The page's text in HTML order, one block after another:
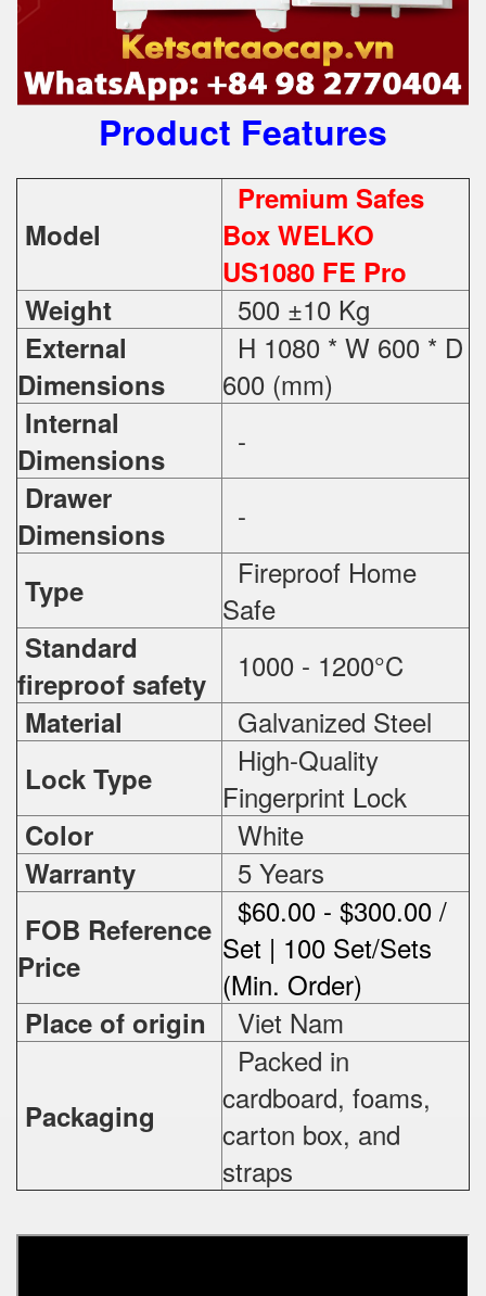
Product Features
Model
Premium Safes
Box WELKO
US1080 FE Pro
Weight
500 ±10 Kg
External
Dimensions
H 1080 * W 600 * D
600 (mm)
Internal
Dimensions
-
Drawer
Dimensions
-
Type
Fireproof Home
Safe
Standard
fireproof safety
1000 - 1200°C
Material Galvanized Steel
Lock Type
High-Quality
Fingerprint Lock
Color White
Warranty 5 Years
FOB Reference
Price
$60.00 - $300.00 /
Set | 100 Set/Sets
(Min. Order)
Place of origin Viet Nam
Packaging
Packed in
cardboard, foams,
carton box, and
straps